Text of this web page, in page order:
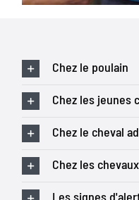
Chez le poulain
Chez les jeunes
Chez le cheval
Chez les
Les signes